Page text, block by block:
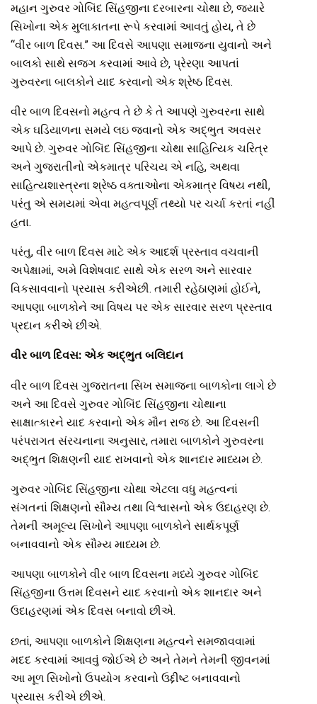
મહાન ગુરુવર ગોબિંદ સિંહજીના દરબારના ચોથા છે, જ્યારે
સિખોના એક મુલાકાતના રૂપે કરવામાં આવતું હોય, તે છે
“વીર બાળ દિવસ.” આ દિવસે આપણા સમાજના યુવાનો અને
બાલકો સાથે સજગ કરવામાં આવે છે, પ્રેરણા આપતાં
ગુરુવરના બાલકોને યાદ કરવાનો એક શ્રેષ્ઠ દિવસ.
વીર બાળ દિવસનો મહત્વ તે છે કે તે આપણે ગુરુવરના સાથે
એક ઘડિયાળના સમયે લઇ જવાનો એક અદ્ભુત અવસર
આપે છે. ગુરુવર ગોબિંદ સિંહજીના ચોથા સાહિત્યિક ચરિત્ર
અને ગુજરાતીનો એકમાત્ર પરિચય એ નહિ, અથવા
સાહિત્યશાસ્ત્રના શ્રેષ્ઠ વક્તાઓના એકમાત્ર વિષય નથી,
પરંતુ એ સમયમાં એવા મહત્વપૂર્ણ તથ્યો પર ચર્ચા કરતાં નહીં
હતા.
પરંતુ, વીર બાળ દિવસ માટે એક આદર્શ પ્રસ્તાવ વચવાની
અપેક્ષામાં, અમે વિશેષવાદ સાથે એક સરળ અને સારવાર
વિકસાવવાનો પ્રયાસ કરીએછી. તમારી રહેઠાણમાં હોઈને,
આપણા બાળકોને આ વિષય પર એક સારવાર સરળ પ્રસ્તાવ
પ્રદાન કરીએ છીએ.
વીર બાળ દિવસ: એક અદ્ભુત બલિદાન
વીર બાળ દિવસ ગુજરાતના સિખ સમાજના બાળકોના લાગે છે
અને આ દિવસે ગુરુવર ગોબિંદ સિંહજીના ચોથાના
સાક્ષાત્કારને યાદ કરવાનો એક મૌન રાજ છે. આ દિવસની
પરંપરાગત સંરચનાના અનુસાર, તમારા બાળકોને ગુરુવરના
અદ્ભુત શિક્ષણની યાદ રાખવાનો એક શાનદાર માધ્યમ છે.
ગુરુવર ગોબિંદ સિંહજીના ચોથા એટલા વધુ મહત્વનાં
સંગતનાં શિક્ષણનો સૌમ્ય તથા વિશ્વાસનો એક ઉદાહરણ છે.
તેમની અમૂલ્ય સિખોને આપણા બાળકોને સાર્થકપૂર્ણ
બનાવવાનો એક સૌમ્ય માધ્યમ છે.
આપણા બાળકોને વીર બાળ દિવસના મધ્યે ગુરુવર ગોબિંદ
સિંહજીના ઉત્તમ દિવસને યાદ કરવાનો એક શાનદાર અને
ઉદાહરણમાં એક દિવસ બનાવો છીએ.
છતાં, આપણા બાળકોને શિક્ષણના મહત્વને સમજાવવામાં
મદદ કરવામાં આવવું જોઈએ છે અને તેમને તેમની જીવનમાં
આ મૂળ સિખોનો ઉપયોગ કરવાનો ઉદ્દીષ્ટ બનાવવાનો
પ્રયાસ કરીએ છીએ.